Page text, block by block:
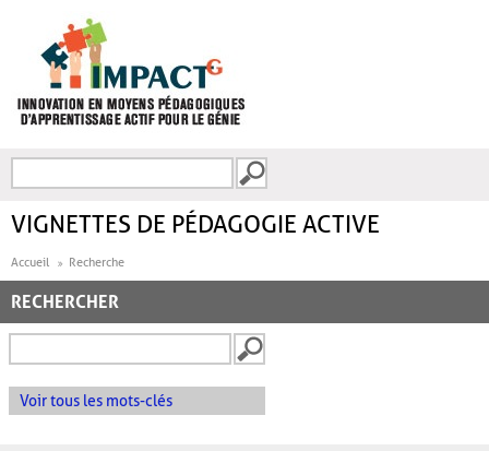
FORMULAIRE DE
VIGNETTES DE PÉDAGOGIE ACTIVE
Accueil Recherche
RECHERCHER
Voir tous les mots-clés